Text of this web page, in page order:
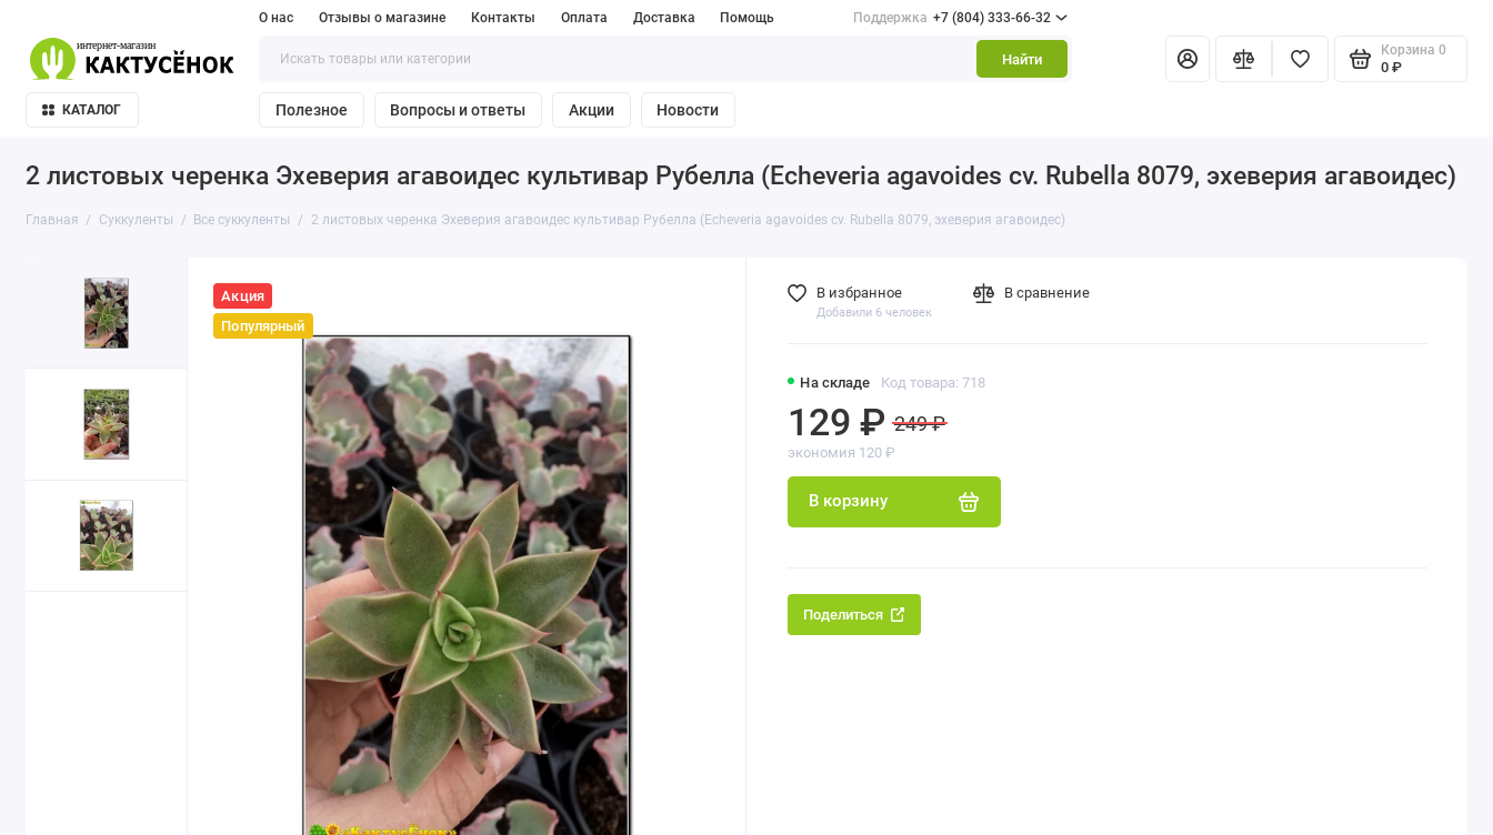
О нас Отзывы о магазине Контакты Оплата Доставка Помощь Поддержка +7 (804) 333-66-32
Найти
Корзина 0
0 ₽
КАТАЛОГ Полезное Вопросы и ответы Акции Новости
2 листовых черенка Эхеверия агавоидес культивар Рубелла (Echeveria agavoides cv. Rubella 8079, эхеверия агавоидес)
Главная Суккуленты Все суккуленты 2 листовых черенка Эхеверия агавоидес культивар Рубелла (Echeveria agavoides cv. Rubella 8079, эхеверия агавоидес)
Акция
Популярный
На складе Код товара: 718
129 ₽ 249 ₽
экономия 120 ₽
В корзину
В избранное
Добавили 6 человек
В сравнение
Поделиться